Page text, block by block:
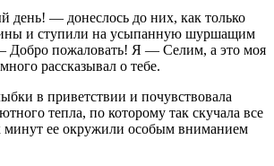
— донеслось до них, как только
и ступили на усыпанную шуршащим
Добро пожаловать! Я — Селим, а это моя
рассказывал о тебе.
в приветствии и почувствовала
тепла, по которому так скучала все
ее окружили особым вниманием